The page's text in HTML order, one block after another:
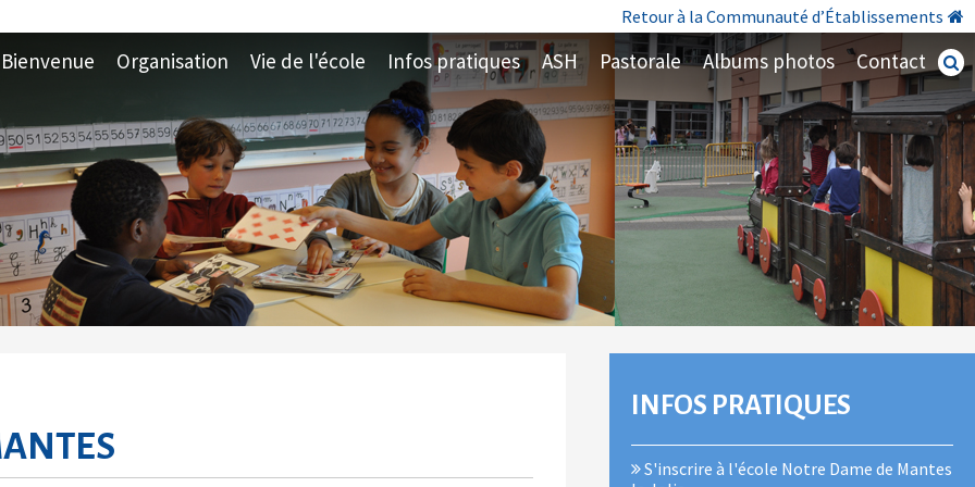
Retour à la Communauté d’Établissements
Bienvenue Organisation Vie de l'école Infos pratiques ASH Pastorale Albums photos Contact
NAVIGATION
INFOS PRATIQUES
S'inscrire à l'école Notre Dame de Mantes